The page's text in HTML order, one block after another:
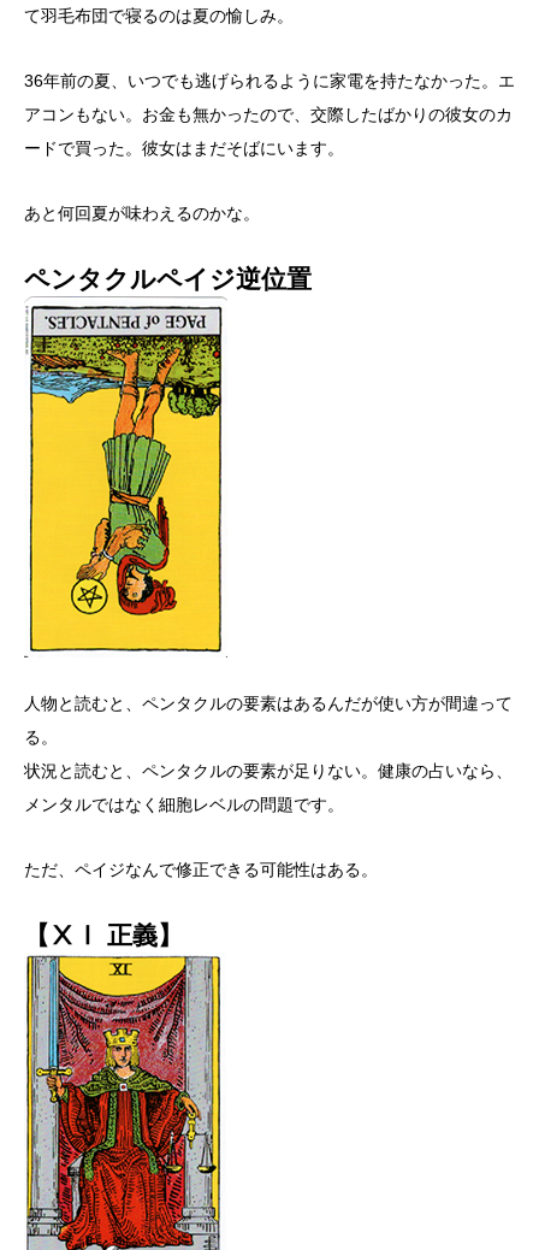
て羽毛布団で寝るのは夏の愉しみ。
36年前の夏、いつでも逃げられるように家電を持たなかった。エ
アコンもない。お金も無かったので、交際したばかりの彼女のカ
ードで買った。彼女はまだそばにいます。
あと何回夏が味わえるのかな。
ペンタクルペイジ逆位置
人物と読むと、ペンタクルの要素はあるんだが使い方が間違って
る。
状況と読むと、ペンタクルの要素が足りない。健康の占いなら、
メンタルではなく細胞レベルの問題です。
ただ、ペイジなんで修正できる可能性はある。
【ⅩⅠ 正義】